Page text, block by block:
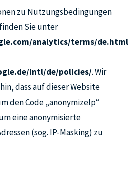
zu Nutzungsbedingungen
Sie unter
analytics/terms/de.html
intl/de/policies/. Wir
dass auf dieser Website
den Code „anonymizeIp“
eine anonymisierte
(sog. IP-Masking) zu